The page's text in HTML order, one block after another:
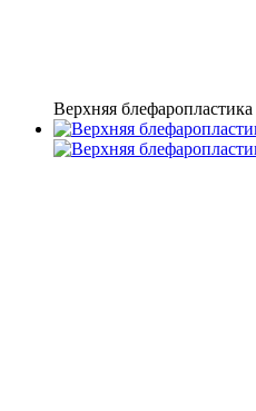
Верхняя блефаропластика